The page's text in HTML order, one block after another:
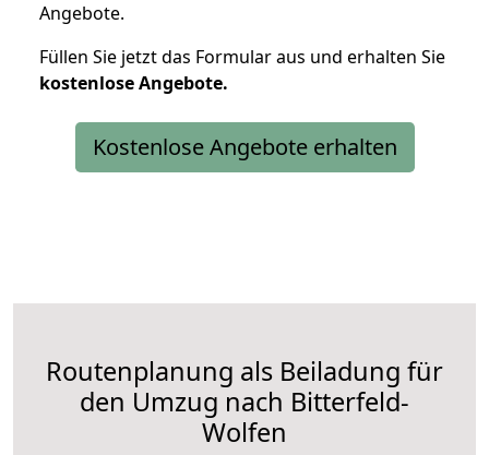
Angebote.
Füllen Sie jetzt das Formular aus und erhalten Sie
kostenloseAngebote.
Kostenlose Angebote erhalten
Routenplanung als Beiladung für
den Umzug nach Bitterfeld-
Wolfen